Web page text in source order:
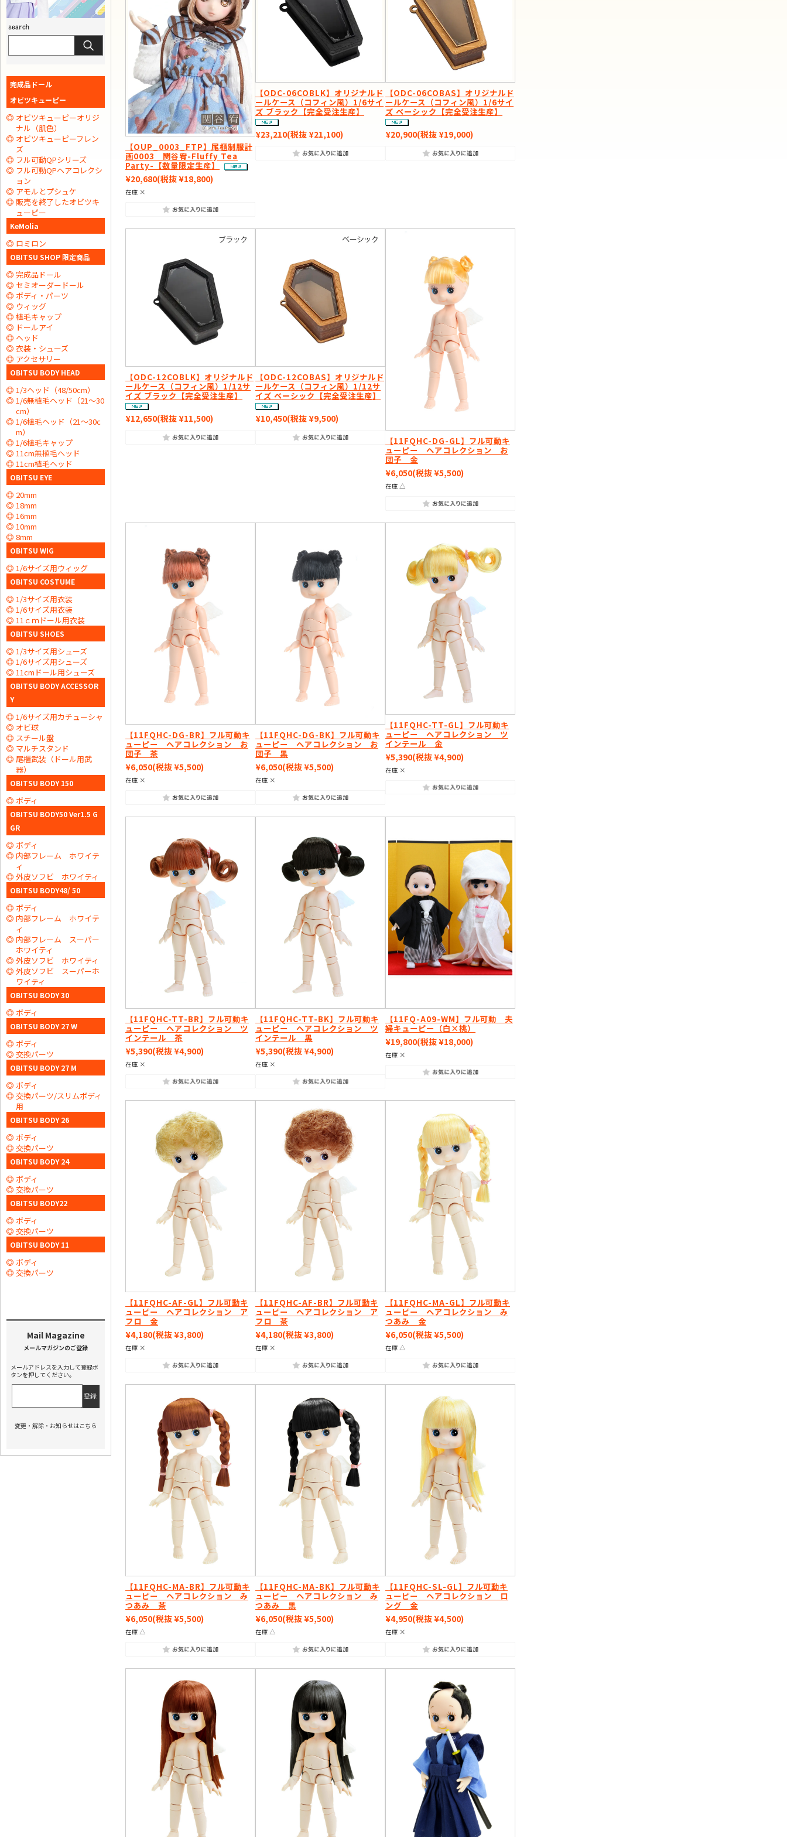
【OUP_0003_FTP】尾櫃制服計
画0003 関谷宥-Fluffy Tea
Party-【数量限定生産】
¥20,680(税抜 ¥18,800)
在庫 ×
【ODC-06COBLK】オリジナルド
ールケース（コフィン風）1/6サイ
ズ ブラック【完全受注生産】
¥23,210(税抜 ¥21,100)
【ODC-06COBAS】オリジナルド
ールケース（コフィン風）1/6サイ
ズ ベーシック【完全受注生産】
¥20,900(税抜 ¥19,000)
【ODC-12COBLK】オリジナルド
ールケース（コフィン風）1/12サ
イズ ブラック【完全受注生産】
¥12,650(税抜 ¥11,500)
【ODC-12COBAS】オリジナルド
ールケース（コフィン風）1/12サ
イズ ベーシック【完全受注生産】
¥10,450(税抜 ¥9,500)
【11FQHC-DG-GL】フル可動キ
ューピー ヘアコレクション お
団子 金
¥6,050(税抜 ¥5,500)
在庫 △
【11FQHC-DG-BR】フル可動キ
ューピー ヘアコレクション お
団子 茶
¥6,050(税抜 ¥5,500)
在庫 ×
【11FQHC-DG-BK】フル可動キ
ューピー ヘアコレクション お
団子 黒
¥6,050(税抜 ¥5,500)
在庫 ×
【11FQHC-TT-GL】フル可動キ
ューピー ヘアコレクション ツ
インテール 金
¥5,390(税抜 ¥4,900)
在庫 ×
【11FQHC-TT-BR】フル可動キ
ューピー ヘアコレクション ツ
インテール 茶
¥5,390(税抜 ¥4,900)
在庫 ×
【11FQHC-TT-BK】フル可動キ
ューピー ヘアコレクション ツ
インテール 黒
¥5,390(税抜 ¥4,900)
在庫 ×
【11FQ-A09-WM】フル可動 夫
婦キューピー（白×桃）
¥19,800(税抜 ¥18,000)
在庫 ×
【11FQHC-AF-GL】フル可動キ
ューピー ヘアコレクション ア
フロ 金
¥4,180(税抜 ¥3,800)
在庫 ×
【11FQHC-AF-BR】フル可動キ
ューピー ヘアコレクション ア
フロ 茶
¥4,180(税抜 ¥3,800)
在庫 ×
【11FQHC-MA-GL】フル可動キ
ューピー ヘアコレクション み
つあみ 金
¥6,050(税抜 ¥5,500)
在庫 △
【11FQHC-MA-BR】フル可動キ
ューピー ヘアコレクション み
つあみ 茶
¥6,050(税抜 ¥5,500)
在庫 △
【11FQHC-MA-BK】フル可動キ
ューピー ヘアコレクション み
つあみ 黒
¥6,050(税抜 ¥5,500)
在庫 △
【11FQHC-SL-GL】フル可動キ
ューピー ヘアコレクション ロ
ング 金
¥4,950(税抜 ¥4,500)
在庫 ×
完成品ドール
オビツキューピー
オビツキューピーオリジ
ナル（肌色）
オビツキューピーフレン
ズ
フル可動QPシリーズ
フル可動QPヘアコレクシ
ョン
アモルとプシュケ
販売を終了したオビツキ
ューピー
KeMolia
ロミロン
OBITSU SHOP 限定商品
完成品ドール
セミオーダードール
ボディ・パーツ
ウィッグ
植毛キャップ
ドールアイ
ヘッド
衣装・シューズ
アクセサリー
OBITSU BODY HEAD
1/3ヘッド（48/50cm）
1/6無植毛ヘッド（21～30
cm）
1/6植毛ヘッド（21～30c
m）
1/6植毛キャップ
11cm無植毛ヘッド
11cm植毛ヘッド
OBITSU EYE
20mm
18mm
16mm
10mm
8mm
OBITSU WIG
1/6サイズ用ウィッグ
OBITSU COSTUME
1/3サイズ用衣装
1/6サイズ用衣装
11ｃｍドール用衣装
OBITSU SHOES
1/3サイズ用シューズ
1/6サイズ用シューズ
11cmドール用シューズ
OBITSU BODY ACCESSOR
Y
1/6サイズ用カチューシャ
オビ球
スチール盤
マルチスタンド
尾櫃武装（ドール用武
器）
OBITSU BODY 150
ボディ
OBITSU BODY50 Ver1.5 G
GR
ボディ
内部フレーム ホワイテ
ィ
外皮ソフビ ホワイティ
OBITSU BODY48/ 50
ボディ
内部フレーム ホワイテ
ィ
内部フレーム スーパー
ホワイティ
外皮ソフビ ホワイティ
外皮ソフビ スーパーホ
ワイティ
OBITSU BODY 30
ボディ
OBITSU BODY 27 W
ボディ
交換パーツ
OBITSU BODY 27 M
ボディ
交換パーツ/スリムボディ
用
OBITSU BODY 26
ボディ
交換パーツ
OBITSU BODY 24
ボディ
交換パーツ
OBITSU BODY22
ボディ
交換パーツ
OBITSU BODY 11
ボディ
交換パーツ
メールアドレスを入力して登録ボ
タンを押してください。
変更・解除・お知らせはこちら